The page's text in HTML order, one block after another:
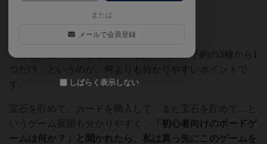
・初心者にも分かりやすいルール
「自分の番に出来ることは、収入・購入・予約の3種から1
つだけ」というのが、何よりも分かりやすいポイントで
す。
宝石を貯めて、カードを購入して、また宝石を貯めて…と
いうゲーム展開も分かりやすく、
「初心者向けのボードゲ
ームは何か？」と聞かれたら、私は真っ先にこのゲームを
または
メールで会員登録
しばらく表示しない